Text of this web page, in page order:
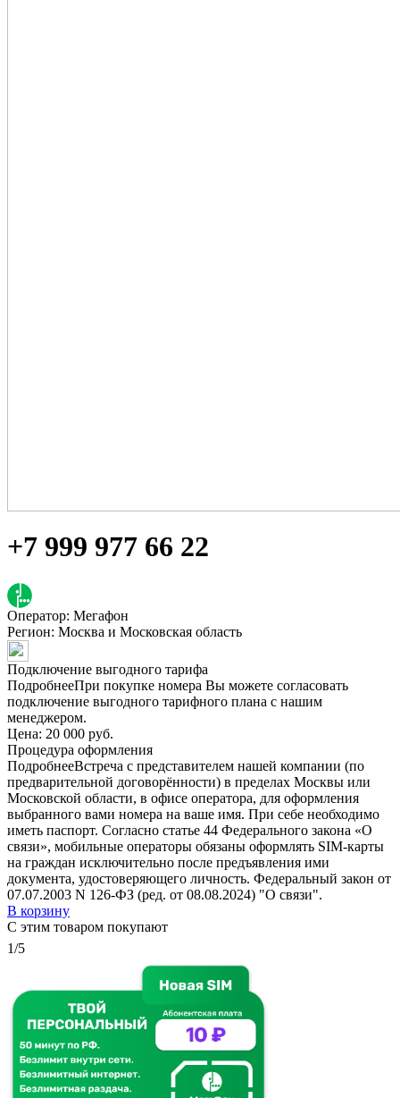
+7 999 977 66 22
Оператор: Мегафон
Регион: Москва и Московская область
Подключение выгодного тарифа
ПодробнееПри покупке номера Вы можете согласовать
подключение выгодного тарифного плана с нашим
менеджером.
Цена: 20 000 руб.
Процедура оформления
ПодробнееВстреча с представителем нашей компании (по
предварительной договорённости) в пределах Москвы или
Московской области, в офисе оператора, для оформления
выбранного вами номера на ваше имя. При себе необходимо
иметь паспорт. Согласно статье 44 Федерального закона «О
связи», мобильные операторы обязаны оформлять SIM-карты
на граждан исключительно после предъявления ими
документа, удостоверяющего личность. Федеральный закон от
07.07.2003 N 126-ФЗ (ред. от 08.08.2024) "О связи".
В корзину
С этим товаром покупают
1/5